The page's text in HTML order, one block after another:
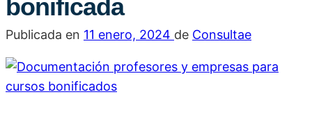
bonificada
Publicada en 11 enero, 2024 de Consultae